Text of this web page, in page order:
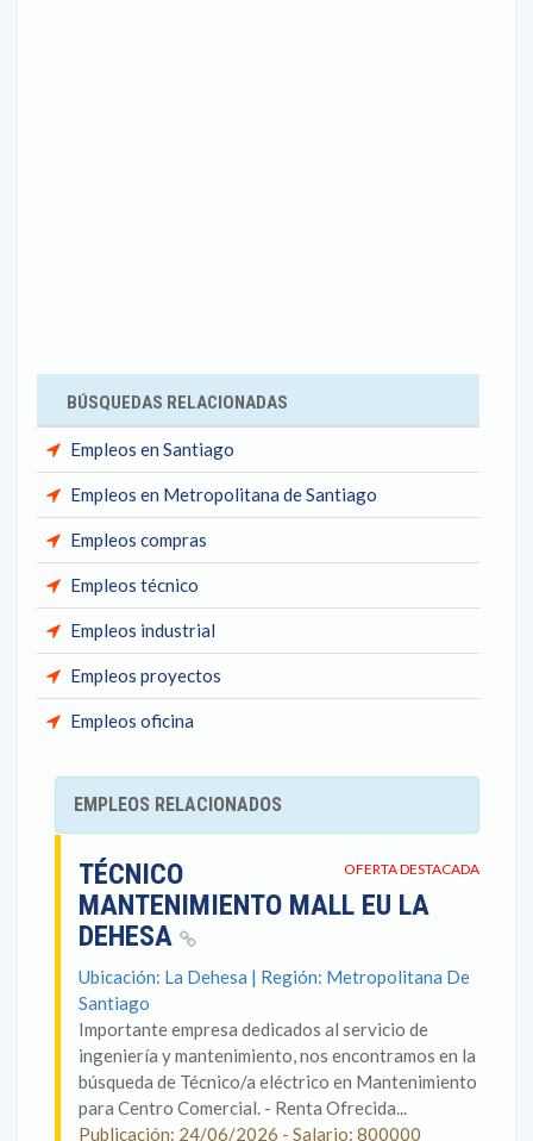
BÚSQUEDAS RELACIONADAS
Empleos en Santiago
Empleos en Metropolitana de Santiago
Empleos compras
Empleos técnico
Empleos industrial
Empleos proyectos
Empleos oficina
EMPLEOS RELACIONADOS
OFERTA DESTACADA
TÉCNICO
MANTENIMIENTO MALL EU LA
DEHESA
Ubicación: La Dehesa | Región: Metropolitana De
Santiago
Importante empresa dedicados al servicio de
ingeniería y mantenimiento, nos encontramos en la
búsqueda de Técnico/a eléctrico en Mantenimiento
para Centro Comercial. - Renta Ofrecida...
Publicación: 24/06/2026 - Salario: 800000